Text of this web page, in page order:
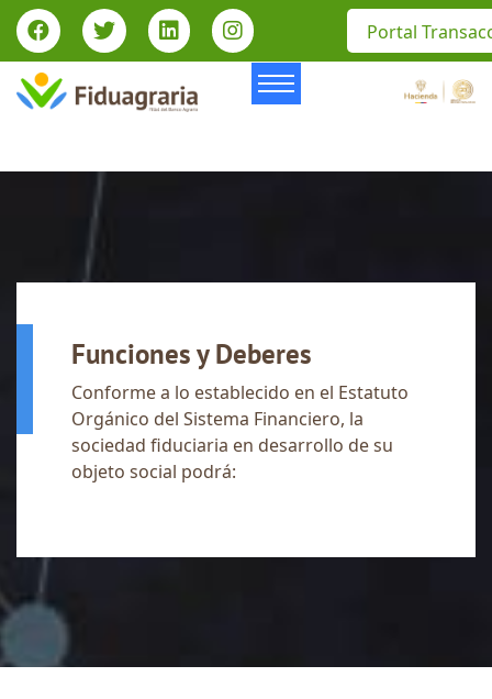
Portal
Funciones y Deberes
Conforme a lo establecido en el Estatuto
Orgánico del Sistema Financiero, la
sociedad fiduciaria en desarrollo de su
objeto social podrá: